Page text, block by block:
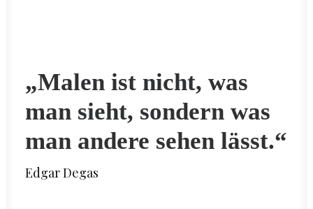
„Malen ist nicht, was
man sieht, sondern was
man andere sehen lässt.“
Edgar Degas